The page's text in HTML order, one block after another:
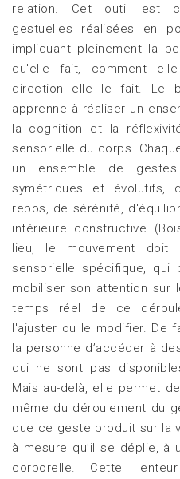
relation. Cet outil est
gestuelles réalisées en
impliquant pleinement la
qu'elle fait, comment
direction elle le fait. Le
apprenne à réaliser un
la cognition et la
sensorielle du corps.
un ensemble de
symétriques et évolutifs,
repos, de sérénité,
intérieure constructive
lieu, le mouvement doit
sensorielle spécifique,
mobiliser son attention sur
temps réel de ce
l'ajuster ou le modifier. De
la personne d’accéder à
qui ne sont pas
Mais au-delà, elle permet
même du déroulement du
que ce geste produit sur la
à mesure qu’il se déplie, à
corporelle. Cette